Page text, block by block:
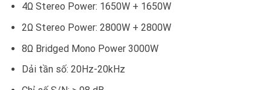
4Ω Stereo Power: 1650W + 1650W
2Ω Stereo Power: 2800W + 2800W
8Ω Bridged Mono Power 3000W
Dải tần số: 20Hz-20kHz